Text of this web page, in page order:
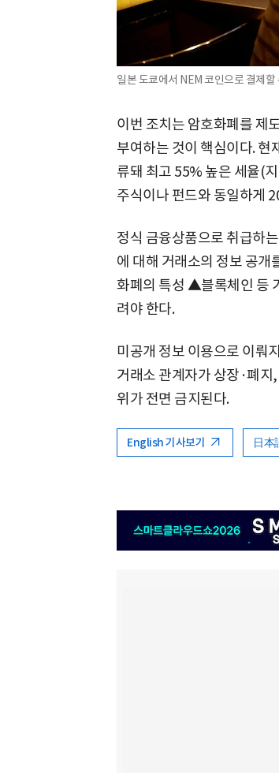
일본 도쿄에서 NEM 코인으로 결제
이번 조치는 암호화폐를 제
부여하는 것이 핵심이다. 현
류돼 최고 55% 높은 세율(
주식이나 펀드와 동일하게
정식 금융상품으로 취급하
에 대해 거래소의 정보 공
화폐의 특성 ▲블록체인 등
려야 한다.
미공개 정보 이용으로 이뤄
거래소 관계자가 상장·폐지
위가 전면 금지된다.
English 기사보기 日本